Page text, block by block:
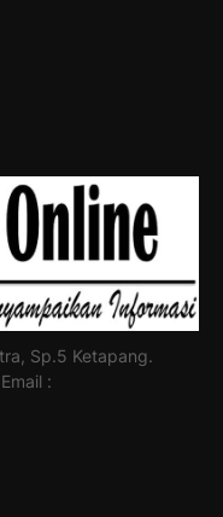
Sp.5 Ketapang.
: